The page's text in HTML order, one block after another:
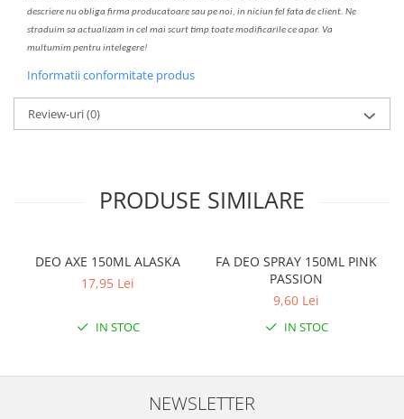
descriere nu obliga firma producatoare sau pe noi, in niciun fel fata de client. Ne
straduim sa actualizam in cel mai scurt timp toate modificarile ce apar. Va
multumim pentru intelegere!
Informatii conformitate produs
Review-uri(0)
PRODUSE SIMILARE
DEO AXE 150ML ALASKA
17,95 Lei
IN STOC
FA DEO SPRAY 150ML PINK
PASSION
9,60 Lei
IN STOC
NEWSLETTER